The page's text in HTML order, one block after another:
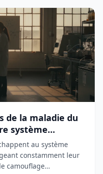
de la maladie du
système
au système
constamment leur
camouflage